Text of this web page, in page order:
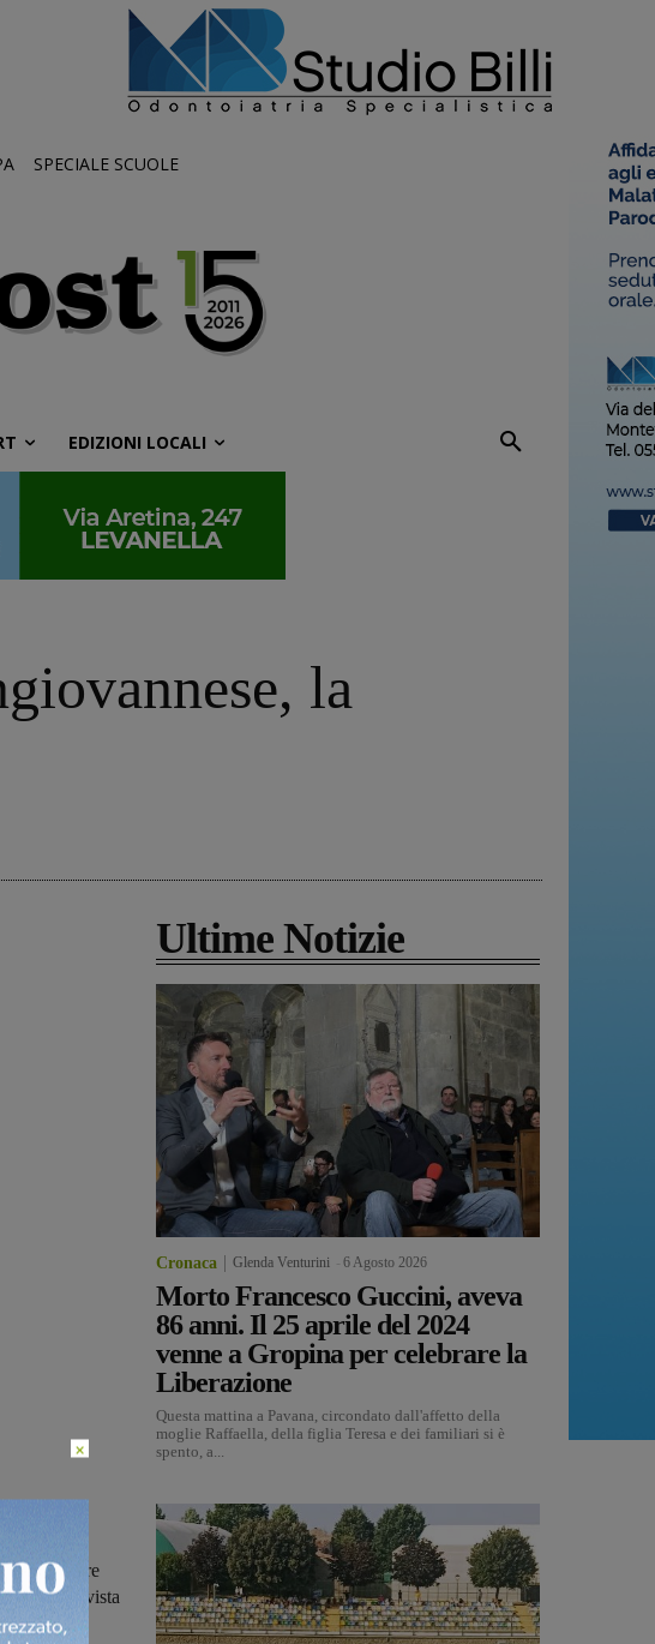
SPECIALE SCUOLE
EDIZIONI LOCALI
la
arrivare
in vista
Ultime Notizie
Cronaca Glenda Venturini 6 Agosto 2026
Morto Francesco Guccini, aveva
86 anni. Il 25 aprile del 2024
venne a Gropina per celebrare la
Liberazione
Questa mattina a Pavana, circondato dall'affetto della
moglie Raffaella, della figlia Teresa e dei familiari si è
spento, a...
×